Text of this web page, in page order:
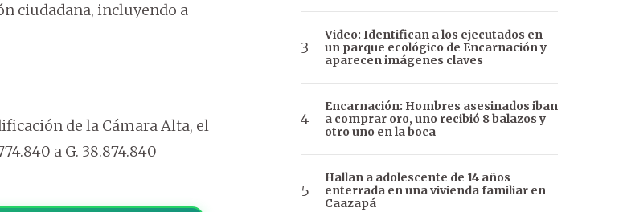
ciudadana, incluyendo a
de la Cámara Alta, el
a G. 38.874.840
Video: Identifican a los ejecutados en
un parque ecológico de Encarnación y
aparecen imágenes claves
Encarnación: Hombres asesinados iban
a comprar oro, uno recibió 8 balazos y
otro uno en la boca
Hallan a adolescente de 14 años
enterrada en una vivienda familiar en
Caazapá